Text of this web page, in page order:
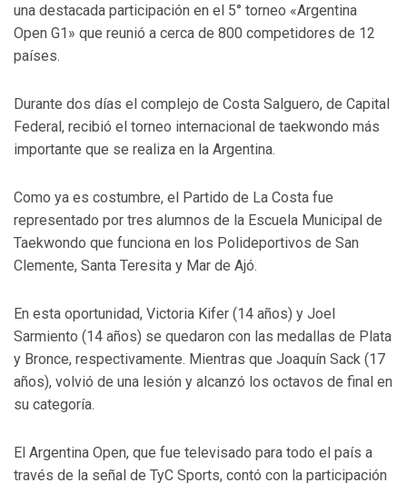
una destacada participación en el 5° torneo «Argentina
Open G1» que reunió a cerca de 800 competidores de 12
países.
Durante dos días el complejo de Costa Salguero, de Capital
Federal, recibió el torneo internacional de taekwondo más
importante que se realiza en la Argentina.
Como ya es costumbre, el Partido de La Costa fue
representado por tres alumnos de la Escuela Municipal de
Taekwondo que funciona en los Polideportivos de San
Clemente, Santa Teresita y Mar de Ajó.
En esta oportunidad, Victoria Kifer (14 años) y Joel
Sarmiento (14 años) se quedaron con las medallas de Plata
y Bronce, respectivamente. Mientras que Joaquín Sack (17
años), volvió de una lesión y alcanzó los octavos de final en
su categoría.
El Argentina Open, que fue televisado para todo el país a
través de la señal de TyC Sports, contó con la participación